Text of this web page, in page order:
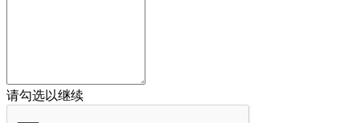
请勾选以继续